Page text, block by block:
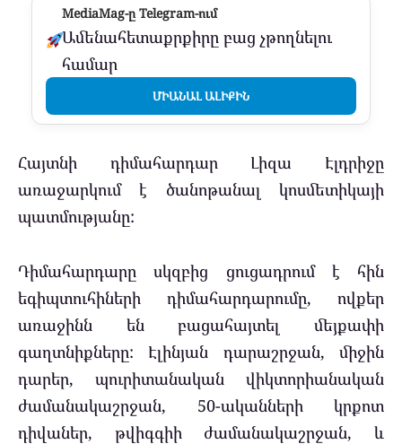
MediaMag-ը Telegram-ում
Ամենահետաքրքիրը բաց չթողնելու
համար
ՄԻԱՆԱԼ ԱԼԻՔԻՆ
Հայտնի դիմահարդար Լիզա Էլդրիջը
առաջարկում է ծանոթանալ կոսմետիկայի
պատմությանը:
Դիմահարդարը սկզբից ցուցադրում է հին
եգիպտուհիների դիմահարդարումը, ովքեր
առաջինն են բացահայտել մեյքափի
գաղտնիքները: Էլինյան դարաշրջան, միջին
դարեր, պուրիտանական վիկտորիանական
ժամանակաշրջան, 50-ականների կրքոտ
դիվաներ, թվիգգիի ժամանակաշրջան, և